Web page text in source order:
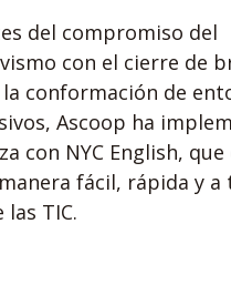
del compromiso del
con el cierre de
la conformación de
Ascoop ha
con NYC English, que
fácil, rápida y a
las TIC.